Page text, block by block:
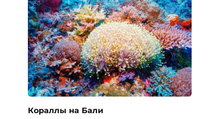
Кораллы на Бали